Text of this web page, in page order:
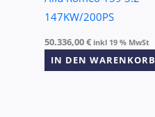
147KW/200PS
50.336,00€ inkl 19 % MwSt
IN DEN WARENKORB